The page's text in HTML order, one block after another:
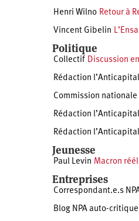
Henri Wilno Retour à
Vincent Gibelin
Politique
Collectif Discussion
Rédaction
Commission
Rédaction
Rédaction
Jeunesse
Paul Levin Macron
Entreprises
Correspondant.e.s
Blog NPA auto-critique